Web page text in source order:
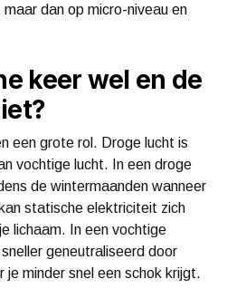
dan op micro-niveau en
keer wel en de
een grote rol. Droge lucht is
vochtige lucht. In een droge
de wintermaanden wanneer
statische elektriciteit zich
lichaam. In een vochtige
geneutraliseerd door
minder snel een schok krijgt.